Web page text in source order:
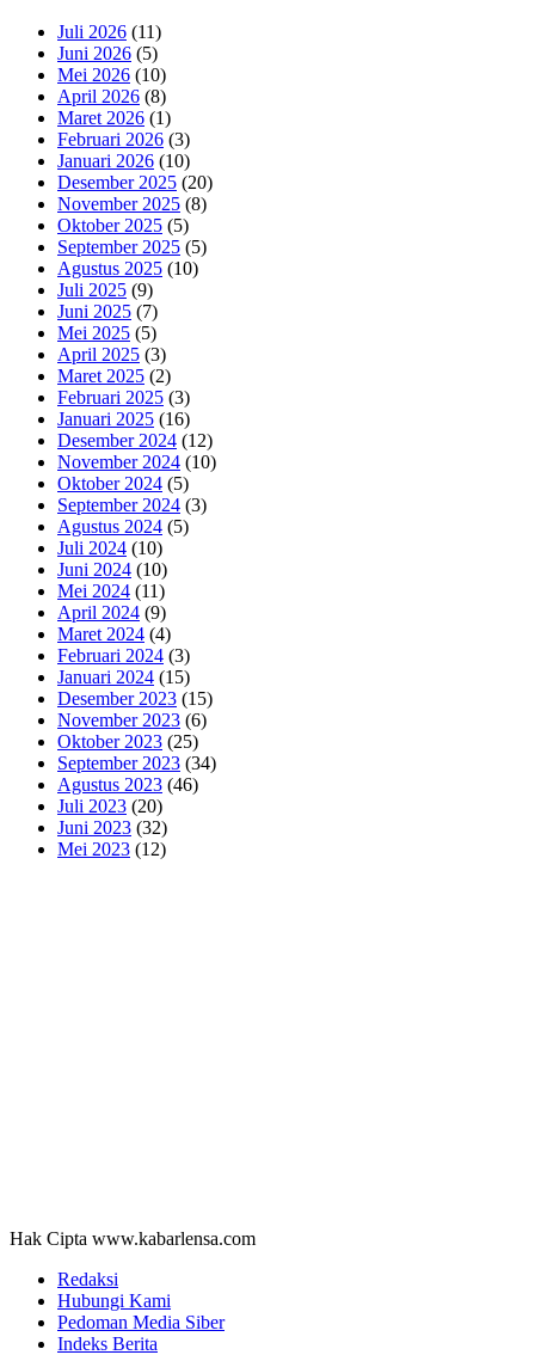
Juli 2026 (11)
Juni 2026 (5)
Mei 2026 (10)
April 2026 (8)
Maret 2026 (1)
Februari 2026 (3)
Januari 2026 (10)
Desember 2025 (20)
November 2025 (8)
Oktober 2025 (5)
September 2025 (5)
Agustus 2025 (10)
Juli 2025 (9)
Juni 2025 (7)
Mei 2025 (5)
April 2025 (3)
Maret 2025 (2)
Februari 2025 (3)
Januari 2025 (16)
Desember 2024 (12)
November 2024 (10)
Oktober 2024 (5)
September 2024 (3)
Agustus 2024 (5)
Juli 2024 (10)
Juni 2024 (10)
Mei 2024 (11)
April 2024 (9)
Maret 2024 (4)
Februari 2024 (3)
Januari 2024 (15)
Desember 2023 (15)
November 2023 (6)
Oktober 2023 (25)
September 2023 (34)
Agustus 2023 (46)
Juli 2023 (20)
Juni 2023 (32)
Mei 2023 (12)
Hak Cipta www.kabarlensa.com
Redaksi
Hubungi Kami
Pedoman Media Siber
Indeks Berita